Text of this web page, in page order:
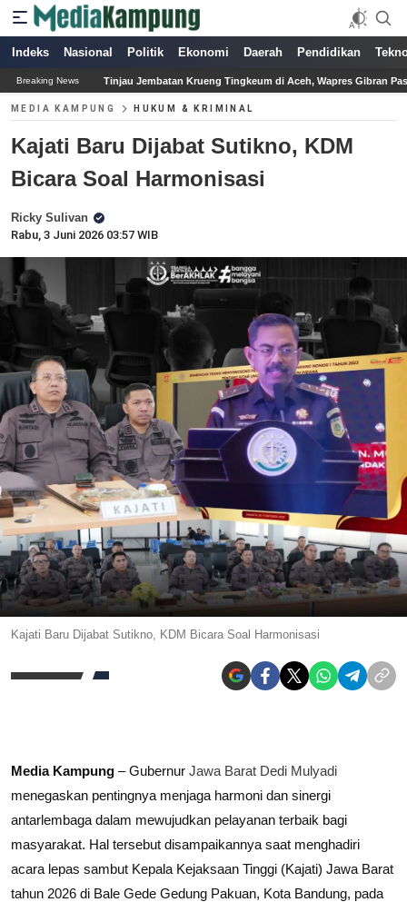
Indeks Nasional Politik Ekonomi Daerah Pendidikan
Breaking NewsKrueng Tingkeum di Aceh, Wapres Gibran Pastikan Pemulihan
MEDIA KAMPUNG HUKUM & KRIMINAL
Kajati Baru Dijabat Sutikno, KDM
Bicara Soal Harmonisasi
Ricky Sulivan
Rabu, 3 Juni 2026 03:57 WIB
Kajati Baru Dijabat Sutikno, KDM Bicara Soal Harmonisasi
Media Kampung – Gubernur Jawa Barat Dedi Mulyadi
menegaskan pentingnya menjaga harmoni dan sinergi
antarlembaga dalam mewujudkan pelayanan terbaik bagi
masyarakat. Hal tersebut disampaikannya saat menghadiri
acara lepas sambut Kepala Kejaksaan Tinggi (Kajati) Jawa Barat
tahun 2026 di Bale Gede Gedung Pakuan, Kota Bandung, pada